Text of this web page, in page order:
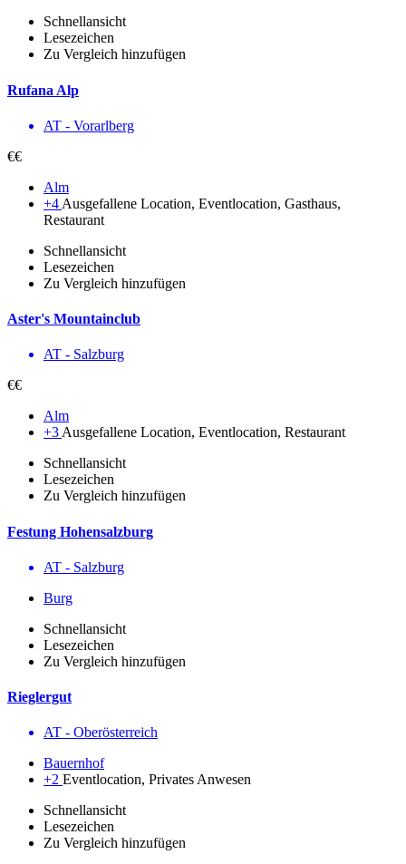
Schnellansicht
Lesezeichen
Zu Vergleich hinzufügen
Rufana Alp
AT - Vorarl­berg
€€
Alm
+4 Ausgefallene Location, Eventlocation, Gasthaus,
Restaurant
Schnellansicht
Lesezeichen
Zu Vergleich hinzufügen
Aster's Mountainclub
AT - Salzburg
€€
Alm
+3 Ausgefallene Location, Eventlocation, Restaurant
Schnellansicht
Lesezeichen
Zu Vergleich hinzufügen
Festung Hohensalzburg
AT - Salzburg
Burg
Schnellansicht
Lesezeichen
Zu Vergleich hinzufügen
Rieglergut
AT - Ober­österreich
Bauernhof
+2 Eventlocation, Privates Anwesen
Schnellansicht
Lesezeichen
Zu Vergleich hinzufügen